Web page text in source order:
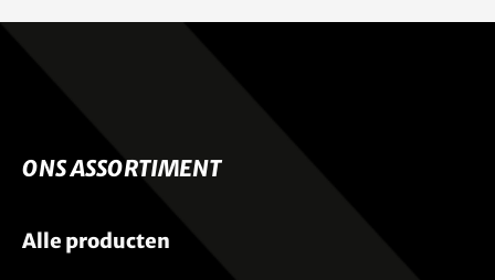
ONS ASSORTIMENT
Alle producten